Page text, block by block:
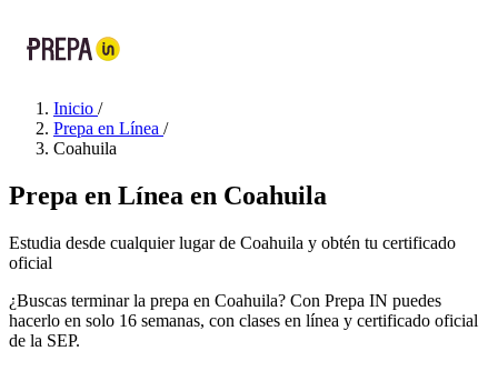
Inicio /
Prepa en Línea /
Coahuila
Prepa en Línea en Coahuila
Estudia desde cualquier lugar de Coahuila y obtén tu certificado
oficial
¿Buscas terminar la prepa en Coahuila? Con Prepa IN puedes
hacerlo en solo 16 semanas, con clases en línea y certificado oficial
de la SEP.